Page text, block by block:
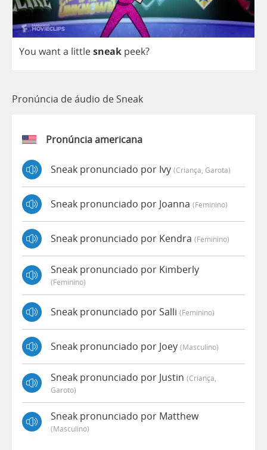
You wanta littlesneak peek?
Pronúncia de áudio de Sneak
Pronúncia americana
Sneak pronunciado por Ivy (criança, Garota)
Sneak pronunciado por Joanna (feminino)
Sneak pronunciado por Kendra (feminino)
Sneak pronunciado por Kimberly
(feminino)
Sneak pronunciado por Salli (feminino)
Sneak pronunciado por Joey (masculino)
Sneak pronunciado por Justin (criança,
Garoto)
Sneak pronunciado por Matthew
(masculino)